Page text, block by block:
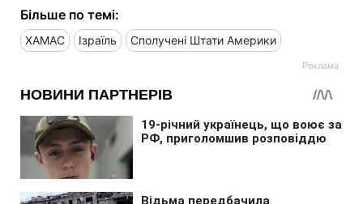
Більше по темі:
ХАМАС Ізраїль Сполучені Штати Америки